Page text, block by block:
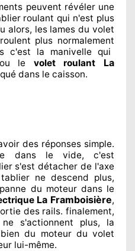
peuvent révélerune
roulant qui n'est plus
alors, les lames du volet
plus normalement
c'est la manivelle qui
le volet roulant La
dans le caisson.
des réponses simple.
dans le vide, c'est
s'est détacher de l'axe
ne descend plus,
du moteur dans le
La Framboisière,
des rails. finalement,
s'actionnent plus, la
du moteur du volet
lui-même.